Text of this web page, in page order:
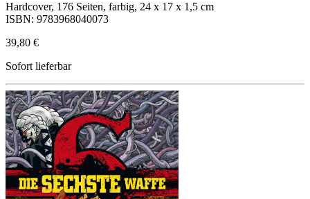
Hardcover, 176 Seiten, farbig, 24 x 17 x 1,5 cm
ISBN: 9783968040073
39,80 €
Sofort lieferbar